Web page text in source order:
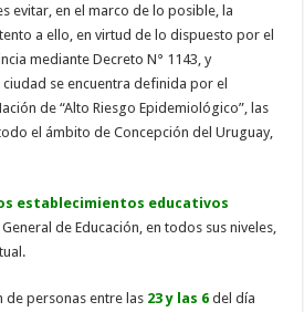
evitar, en el marco de lo posible, la
a ello, en virtud de lo dispuesto por el
mediante Decreto N° 1143, y
se encuentra definida por el
de “Alto Riesgo Epidemiológico”, las
el ámbito de Concepción del Uruguay,
establecimientos educativos
de Educación, en todos sus niveles,
de personas entre las 23 y las 6 del día